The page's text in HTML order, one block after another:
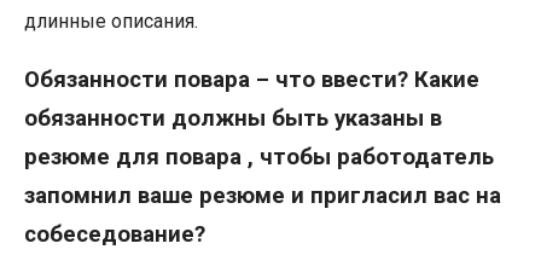
длинные описания.
Обязанности повара – что ввести? Какие
обязанности должны быть указаны в
резюме для повара , чтобы работодатель
запомнил ваше резюме и пригласил вас на
собеседование?